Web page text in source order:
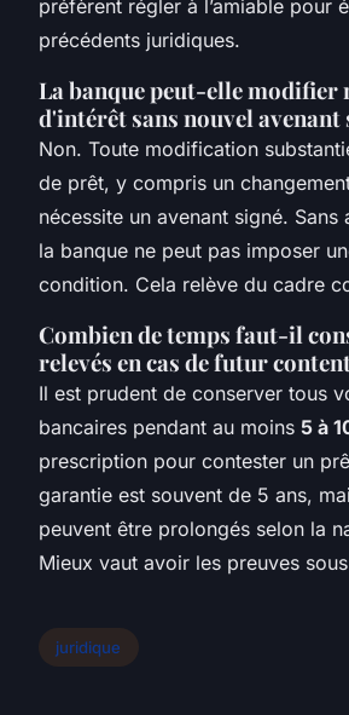
préfèrent régler à l’amiable pour
précédents juridiques.
La banque peut-elle modifier
d'intérêt sans nouvel avenant
Non. Toute modification
de prêt, y compris un
nécessite un avenant signé.
la banque ne peut pas imposer
condition. Cela relève du cadre
Combien de temps faut-il
relevés en cas de futur
Il est prudent de conserver tous
bancaires pendant au moins 5 à
prescription pour contester un
garantie est souvent de 5 ans,
peuvent être prolongés selon la
Mieux vaut avoir les preuves
juridique